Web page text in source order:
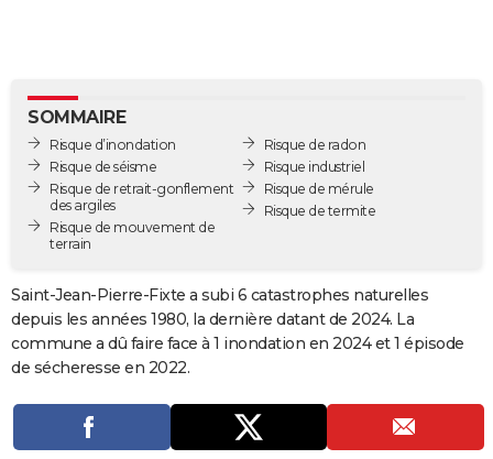
BONS PLANS
CARTE DE VOEUX
Carte de Noël
Carte Bonne année
Carte Saint-Valentin
Carte Pâques
Carte d'anniversaire
DICTIONNAIRE
Dictionnaire
Biographies
Citations
Expressions
Proverbes
PROGRAMME TV
COPAINS D'AVANT
S'inscrire
Se connecter
Lycées
Collèges
Primaires
Universités
Entreprises
Service militaire
Avis de recherche
AVIS DE DÉCÈS
SOMMAIRE
Risque d’inondation
Risque de séisme
Risque de retrait-gonflement
des argiles
Risque de mouvement de
terrain
Risque de radon
Risque industriel
Risque de mérule
Risque de termite
Saint-Jean-Pierre-Fixte a subi 6 catastrophes naturelles
depuis les années 1980, la dernière datant de 2024. La
commune a dû faire face à 1 inondation en 2024 et 1 épisode
de sécheresse en 2022.